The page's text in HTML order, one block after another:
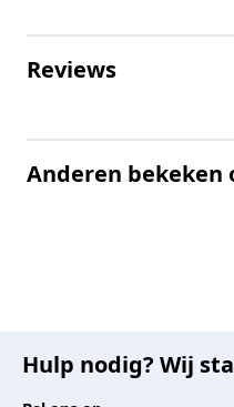
Reviews
Anderen bekeken
Hulp nodig? Wij